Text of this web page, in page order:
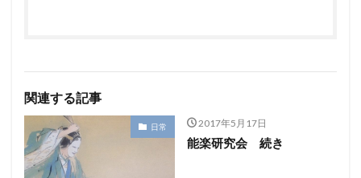
関連する記事
日常 2017年5月17日
能楽研究会 続き